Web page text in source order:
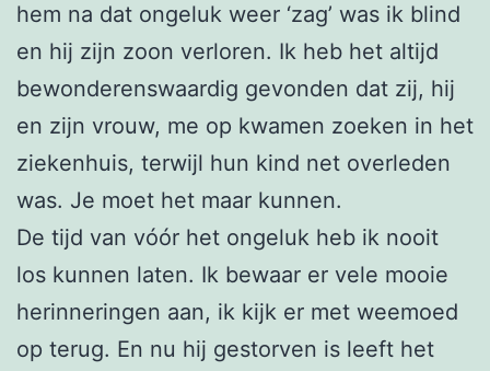
hem na dat ongeluk weer ‘zag’ was ik blind
en hij zijn zoon verloren. Ik heb het altijd
bewonderenswaardig gevonden dat zij, hij
en zijn vrouw, me op kwamen zoeken in het
ziekenhuis, terwijl hun kind net overleden
was. Je moet het maar kunnen.
De tijd van vóór het ongeluk heb ik nooit
los kunnen laten. Ik bewaar er vele mooie
herinneringen aan, ik kijk er met weemoed
op terug. En nu hij gestorven is leeft het